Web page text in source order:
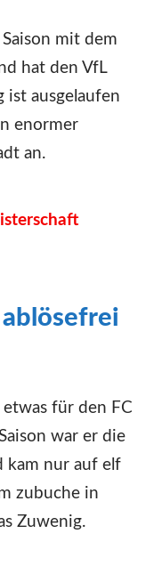
mit dem
hat den VfL
ist ausgelaufen
enormer
an.
für den FC
war er die
kam nur auf elf
zubuche in
Zuwenig.